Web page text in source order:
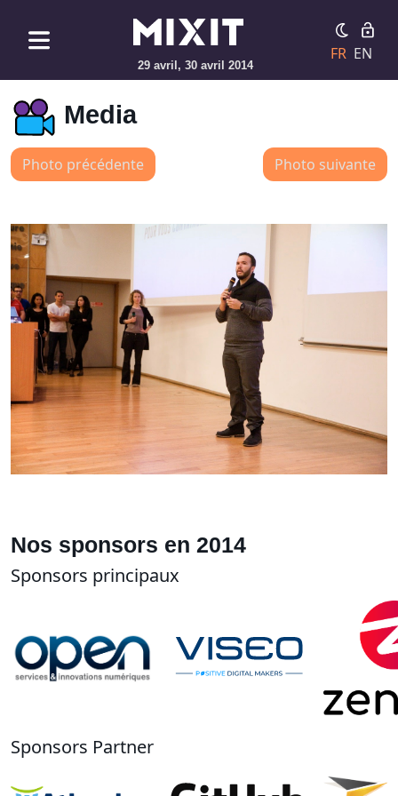
29 avril, 30 avril 2014
FR EN
Media
Photo précédente Photo suivante
Nos sponsors en 2014
Sponsors principaux
Sponsors Partner